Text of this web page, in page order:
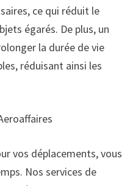
ce qui réduit le
égarés. De plus, un
la durée de vie
réduisant ainsi les
vos déplacements, vous
Nos services de